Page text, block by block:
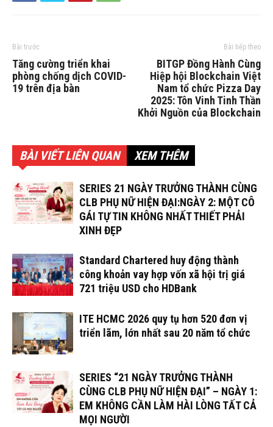
Bài trước
Tăng cường triển khai
phòng chống dịch COVID-
19 trên địa bàn
Bài tiếp theo
BITGP Đồng Hành Cùng
Hiệp hội Blockchain Việt
Nam tổ chức Pizza Day
2025: Tôn Vinh Tinh Thần
Khởi Nguồn của Blockchain
BÀI VIẾT LIÊN QUAN XEM THÊM
SERIES 21 NGÀY TRƯỞNG THÀNH CÙNG
CLB PHỤ NỮ HIỆN ĐẠI:NGÀY 2: MỘT CÔ
GÁI TỰ TIN KHÔNG NHẤT THIẾT PHẢI
XINH ĐẸP
Standard Chartered huy động thành
công khoản vay hợp vốn xã hội trị giá
721 triệu USD cho HDBank
ITE HCMC 2026 quy tụ hơn 520 đơn vị
triển lãm, lớn nhất sau 20 năm tổ chức
SERIES “21 NGÀY TRƯỞNG THÀNH
CÙNG CLB PHỤ NỮ HIỆN ĐẠI” – NGÀY 1:
EM KHÔNG CẦN LÀM HÀI LÒNG TẤT CẢ
MỌI NGƯỜI